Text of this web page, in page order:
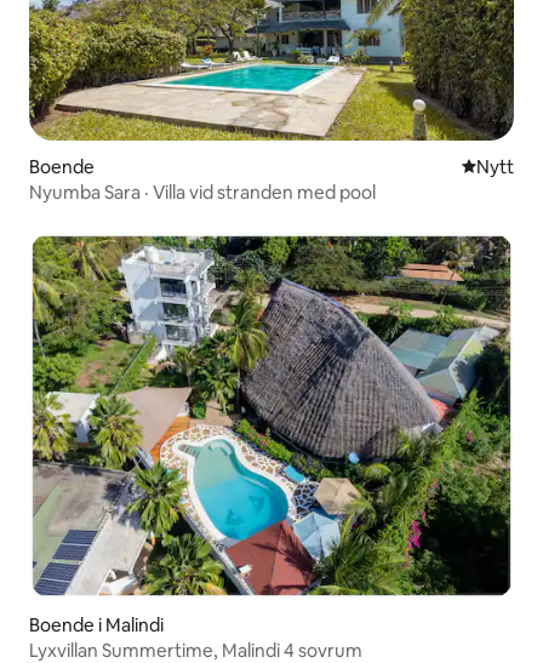
Boende NyttNytt
Nyumba Sara · Villa vid stranden med pool
Boende i Malindi
Lyxvillan Summertime, Malindi 4 sovrum